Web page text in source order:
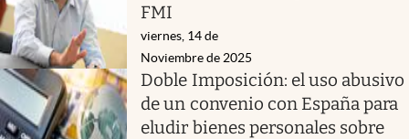
FMI
viernes, 14 de
Noviembre de 2025
Doble Imposición: el uso abusivo
de un convenio con España para
eludir bienes personales sobre